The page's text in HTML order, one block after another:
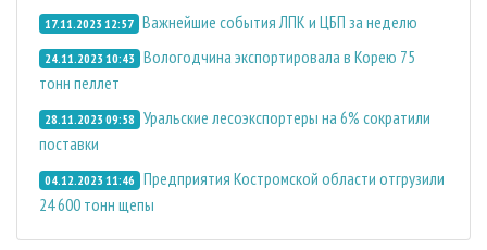
17.11.2023 12:57 Важнейшие события ЛПК и ЦБП за неделю
24.11.2023 10:43 Вологодчина экспортировала в Корею 75
тонн пеллет
28.11.2023 09:58 Уральские лесоэкспортеры на 6% сократили
поставки
04.12.2023 11:46 Предприятия Костромской области отгрузили
24 600 тонн щепы